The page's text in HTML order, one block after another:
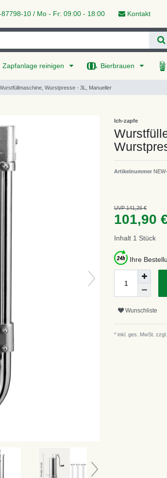
10 / Mo - Fr: 09:00 - 18:00 Kontakt
Zapfanlage reinigen Bierbrauen
Wurstpresse - 3L, Manueller
Ich-zapfe
Artikelnummer
UVP 141,26 €
101,90
Inhalt 1 Stück
Ihre
Wunschliste
* inkl. ges. MwSt. zzgl.